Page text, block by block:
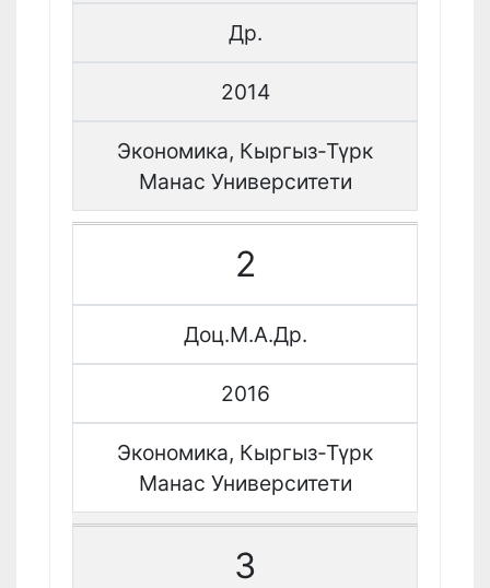
Др.
2014
Экономика, Кыргыз-Түрк
Манас Университети
2
Доц.М.А.Др.
2016
Экономика, Кыргыз-Түрк
Манас Университети
3